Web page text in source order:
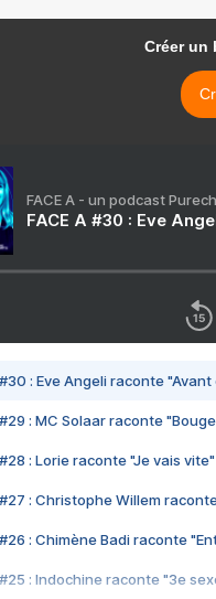
Créer un
FACE A - un podcast
FACE A #30 : Eve
#30 : Eve Angeli raconte
#29 : MC Solaar raconte
#28 : Lorie raconte "Je vais vite"
#27 : Christophe Willem
#26 : Chimène Badi raconte
#25 : Indochine raconte "3e